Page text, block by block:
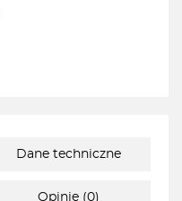
Dane techniczne
Opinie (0)